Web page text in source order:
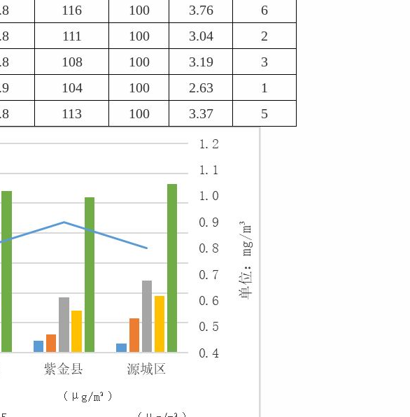
116 100 3.76
6
111 100 3.04
2
108 100 3.19
3
104 100 2.63
1
113 100 3.37 5